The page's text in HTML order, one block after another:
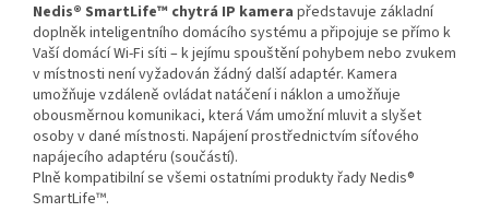
Nedis® SmartLife™ chytrá IP kamera představuje základní
doplněk inteligentního domácího systému a připojuje se přímo k
Vaší domácí Wi-Fi síti – k jejímu spouštění pohybem nebo zvukem
v místnosti není vyžadován žádný další adaptér. Kamera
umožňuje vzdáleně ovládat natáčení i náklon a umožňuje
obousměrnou komunikaci, která Vám umožní mluvit a slyšet
osoby v dané místnosti. Napájení prostřednictvím síťového
napájecího adaptéru (součástí).
Plně kompatibilní se všemi ostatními produkty řady Nedis®
SmartLife™.